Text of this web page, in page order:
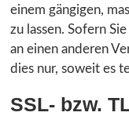
einem gängigen,
zu lassen. Sofern
an einen anderen
dies nur, soweit es
SSL- bzw.